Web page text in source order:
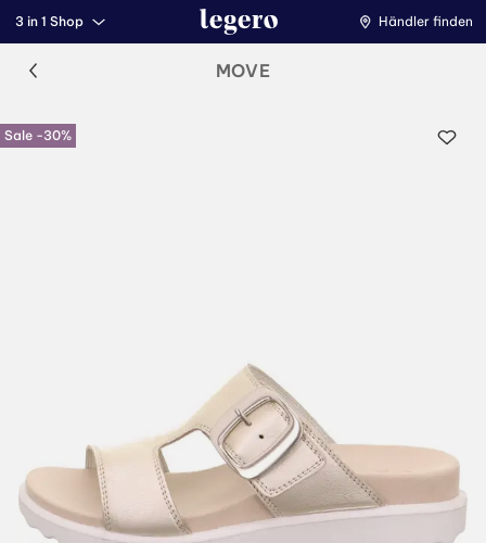
3 in 1 Shop Händler finden
MOVE
Sale -30%